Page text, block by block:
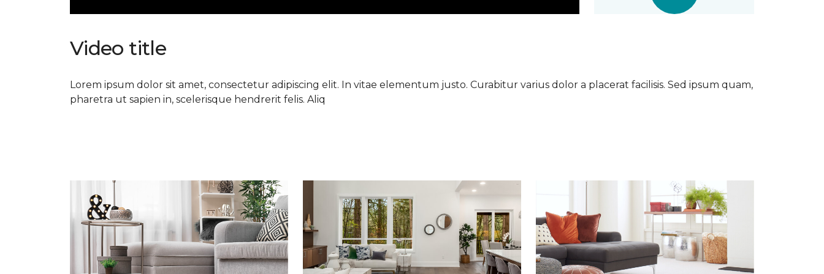
Video title
Lorem ipsum dolor sit amet, consectetur adipiscing elit. In vitae elementum justo. Curabitur varius dolor a placerat facilisis. Sed ipsum quam,
pharetra ut sapien in, scelerisque hendrerit felis. Aliq